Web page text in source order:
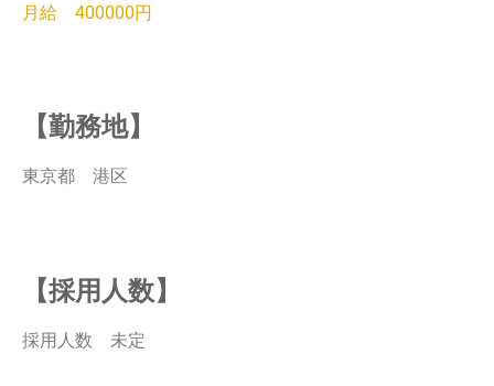
月給 400000円
【勤務地】
東京都 港区
【採用人数】
採用人数 未定